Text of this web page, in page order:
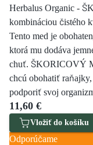
Herbalus Organic -
kombináciou čistého
Tento med je
ktorá mu dodáva
chuť. ŠKORICOVÝ
chcú obohatiť
podporiť svoj
11,60 €
Vložiť do košíku
Odporúčame